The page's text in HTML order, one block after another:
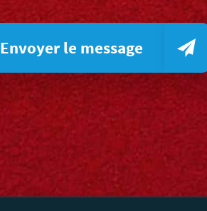
Envoyer le message